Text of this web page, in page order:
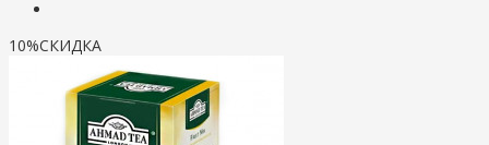
10%СКИДКА